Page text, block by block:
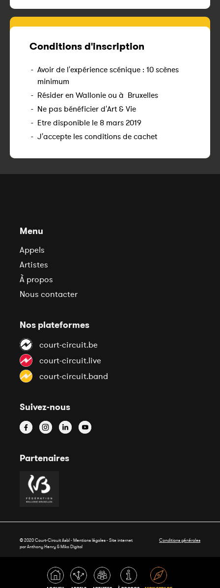
Conditions d'inscription
- Avoir de l'expérience scénique : 10 scènes
minimum
- Résider en Wallonie ou à Bruxelles
- Ne pas bénéficier d'Art & Vie
- Etre disponible le 8 mars 2019
- J'accepte les conditions de cachet
Menu
Appels
Artistes
À propos
Nous contacter
Nos plateformes
court-circuit.be
court-circuit.live
court-circuit.band
Suivez-nous
Partenaires
© 2020 Court-Circuit Asbl - Mentions légales - Site internet
par Anthony Henry &Miko Digital
Conditions générales